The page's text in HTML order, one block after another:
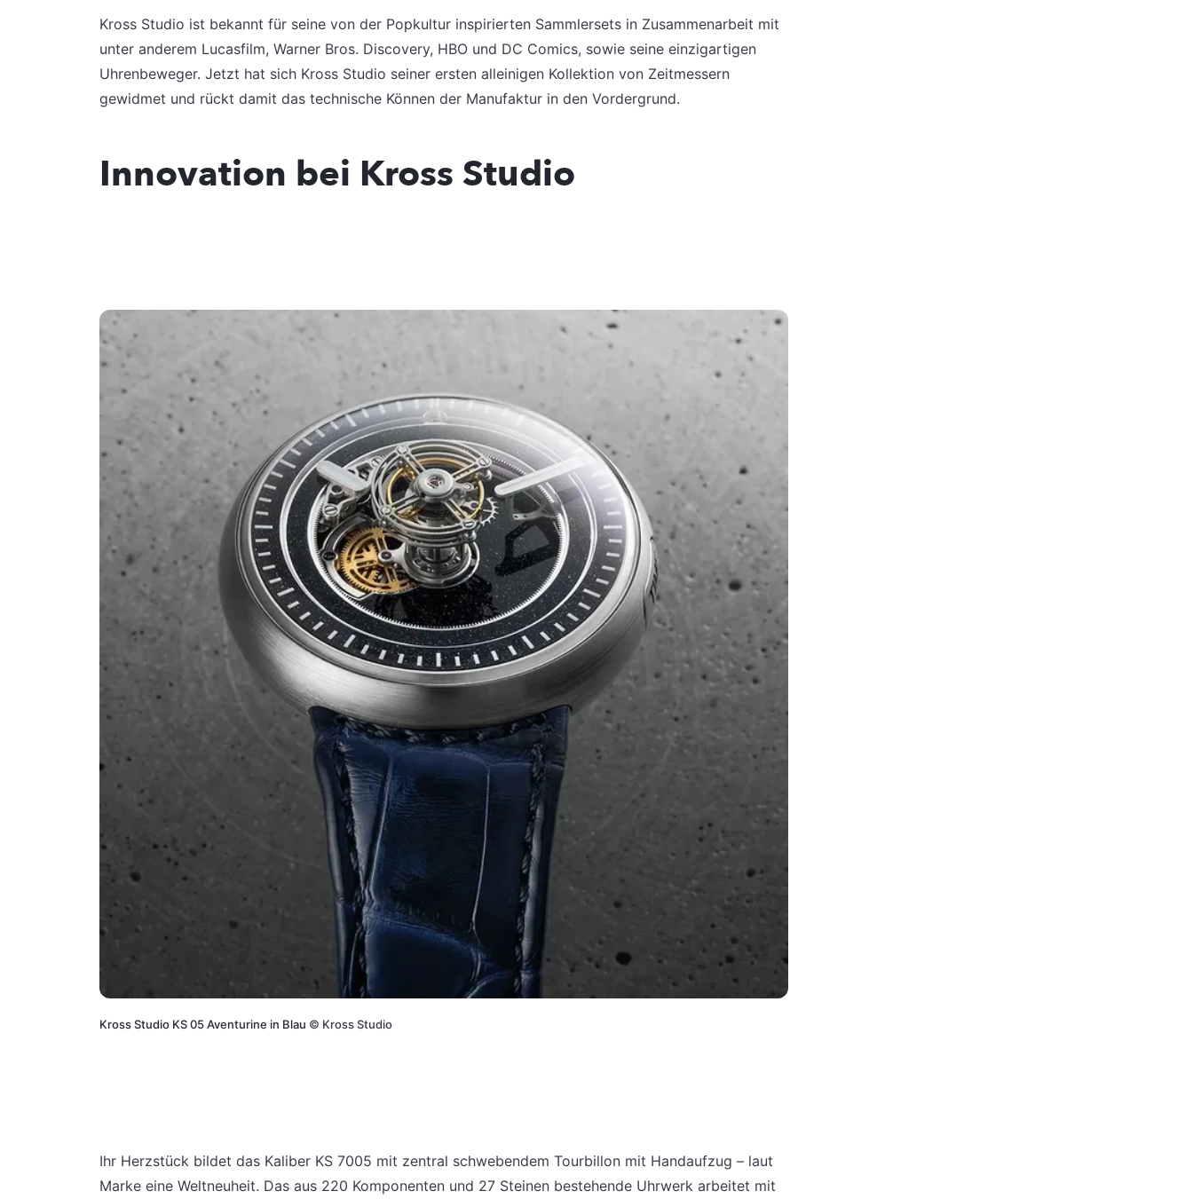
Kross Studio ist bekannt für seine von der Popkultur inspirierten Sammlersets in Zusammenarbeit mit
unter anderem Lucasfilm, Warner Bros. Discovery, HBO und DC Comics, sowie seine einzigartigen
Uhrenbeweger. Jetzt hat sich Kross Studio seiner ersten alleinigen Kollektion von Zeitmessern
gewidmet und rückt damit das technische Können der Manufaktur in den Vordergrund.
Innovation bei Kross Studio
Kross Studio KS 05 Aventurine in Blau © Kross Studio
Ihr Herzstück bildet das Kaliber KS 7005 mit zentral schwebendem Tourbillon mit Handaufzug – laut
Marke eine Weltneuheit. Das aus 220 Komponenten und 27 Steinen bestehende Uhrwerk arbeitet mit